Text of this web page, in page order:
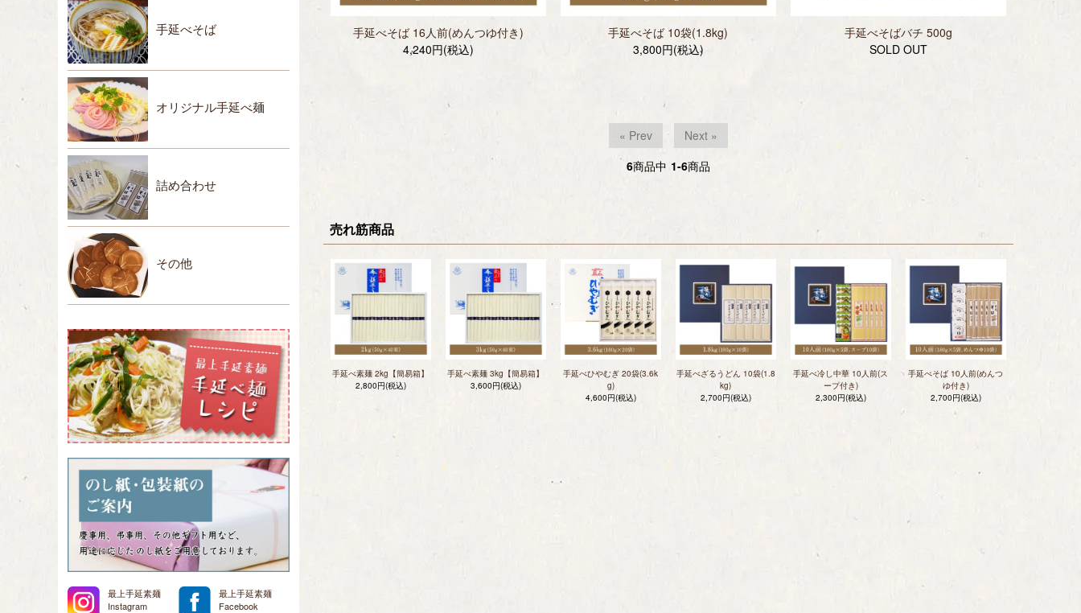
手延べそば 16人前(めんつゆ付き)
4,240円(税込)
手延べそば 10袋(1.8kg)
3,800円(税込)
手延べそばバチ 500g
SOLD OUT
« Prev
Next »
6商品中 1-6商品
売れ筋商品
手延べ素麺 2kg【簡易箱】
2,800円(税込)
手延べ素麺 3kg【簡易箱】
3,600円(税込)
手延べひやむぎ 20袋(3.6k
g)
4,600円(税込)
手延べざるうどん 10袋(1.8
kg)
2,700円(税込)
手延べ冷し中華 10人前(ス
ープ付き)
2,300円(税込)
手延べそば 10人前(めんつ
ゆ付き)
2,700円(税込)
手延べそば
オリジナル手延べ麺
詰め合わせ
その他
最上手延素麺
Instagram
最上手延素麺
Facebook